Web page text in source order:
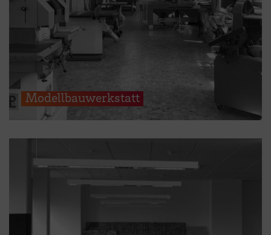
Modellbauwerkstatt